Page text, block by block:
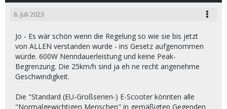
8. Juli 2023
Jo - Es wär schön wenn die Regelung so wie sie bis jetzt
von ALLEN verstanden wurde - ins Gesetz aufgenommen
würde. 600W Nenndauerleistung und keine Peak-
Begrenzung. Die 25km/h sind ja eh ne recht angenehme
Geschwindigkeit.
Die "Standard (EU-Großserien-) E-Scooter könnten alle
"Normalgewichtigen Menschen" in gemäßigten Gegenden